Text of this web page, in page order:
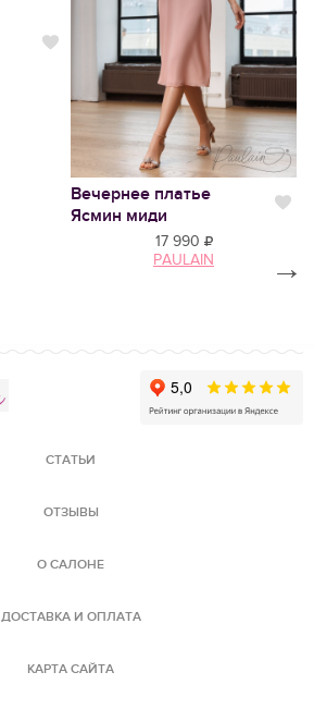
Нравится
Вечернее платье
Ясмин миди
17 990
PAULAIN
→
СТАТЬИ
ОТЗЫВЫ
О САЛОНЕ
ДОСТАВКА И ОПЛАТА
КАРТА САЙТА